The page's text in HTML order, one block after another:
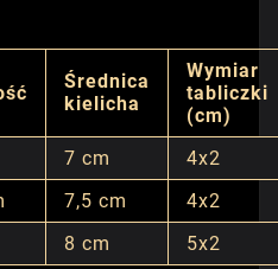
Średnica
kielicha
Wymiar
tabliczki
(cm)
7 cm
4x2
7,5 cm
4x2
8 cm 5x2